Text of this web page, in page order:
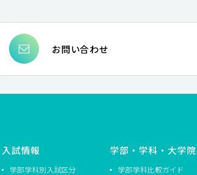
お問い合わせ
入試情報
学部学科別入試区分
学部・学科・大学院
学部学科比較ガイド